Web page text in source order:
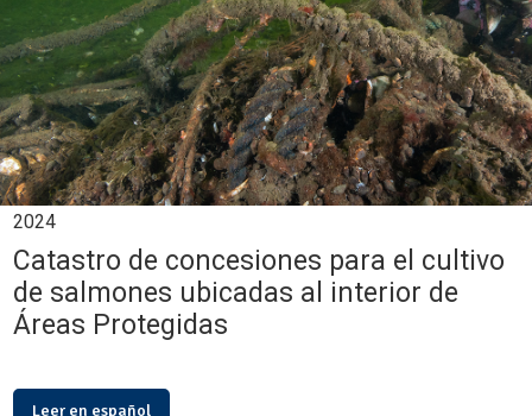
2024
Catastro de concesiones para el cultivo
de salmones ubicadas al interior de
Áreas Protegidas
Leer en español